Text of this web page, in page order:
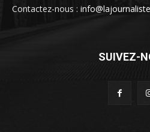
Contactez-nous :
SUIVEZ-